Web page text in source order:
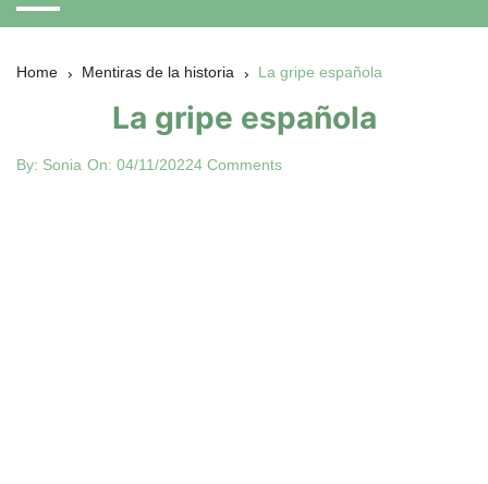
Home Mentiras de la historia La gripe española
La gripe española
By: Sonia On: 04/11/20224 Comments